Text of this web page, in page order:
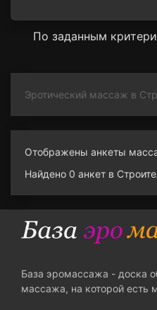
По заданным
Эротический массаж в
Отображены анкеты
Найдено 0 анкет в
База эромассажа - доска
массажа, на которой есть